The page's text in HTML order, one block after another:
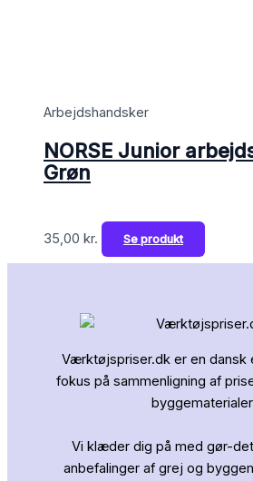
Arbejdshandsker
NORSE Junior
Grøn
35,00 kr. Se produkt
Værktøjspriser.dk er en dansk
fokus på sammenligning af
Vi klæder dig på med gør-
anbefalinger af grej og